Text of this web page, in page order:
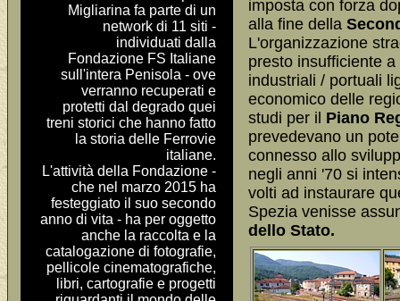
Migliarina fa parte di un
network di 11 siti -
individuati dalla
Fondazione FS Italiane
sull'intera Penisola - ove
verranno recuperati e
protetti dal degrado quei
treni storici che hanno fatto
la storia delle Ferrovie
italiane.
L'attività della Fondazione -
che nel marzo 2015 ha
festeggiato il suo secondo
anno di vita - ha per oggetto
anche la raccolta e la
catalogazione di fotografie,
pellicole cinematografiche,
libri, cartografie e progetti
imposta con forza
alla fine della
L'organizzazione
presto insufficiente
industriali / portuali
economico delle
studi per il Piano
prevedevano un
connesso allo
negli anni '70 si
volti ad instaurare
Spezia venisse
dello Stato.